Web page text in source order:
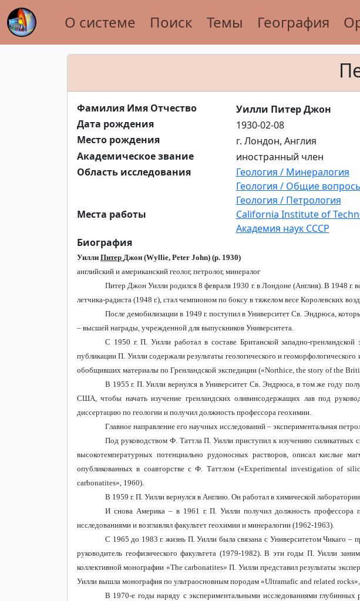
О системе Поиск Темы География
Фамилия Имя Отчество
Уилли Питер Джон
Дата рождения
1930-02-08
Место рождения
г. Лондон, Англия
Академическое звание
иностранный член
Область исследования
Геология / Минералогия
Геология / Общие
Геология / Петрология
Места работы
California Institute of
Академия наук СССР
Биография
Уилли Питер Джон (Wyllie, Peter John) (р. 1930)
английский и американский геолог, петролог, минералог
Питер Джон Уилли родился 8 февраля 1930 г. в Лондоне (Англия). В 1948 г.
летчика-радиста (1948 г.), стал чемпионом по боксу в тяжелом весе Королевских
После демобилизации в 1949 г. поступил в Университет Св. Эндрюса,
– высшей награды, учрежденной для выпускников Университета.
С 1950 г. П. Уилли работал в составе Британской западно-
публикации П. Уилли содержали результаты геологического и
обобщивших материалы по Гренландской экспедиции («Northice, the story of the
В 1955 г. П. Уилли вернулся в Университет Св. Эндрюса, в том же году
США, чтобы начать изучение гренландских оливинсодержащих лав под
диссертацию по геологии и получил должность профессора геохимии.
Главное направление его научных исследований – экспериментальная
Под руководством Ф. Таттла П. Уилли приступил к изучению силикатных
высокотемпературных потенциально рудоносных растворов, описал кислые
опубликованных в соавторстве с Ф. Таттлом(«Experimental investigation of
carbonatites», 1960).
В 1959 г. П. Уилли вернулся в Англию. Он работал в химической
И снова Америка – в 1961 г. П. Уилли получил должность профессора
исследованиями и возглавлял факультет геохимии и минералогии (1962-1963).
С 1965 до 1983 г. жизнь П. Уилли была связана с Университетом Чикаго –
руководитель геофизического факультета (1979-1982). В эти годы П. Уилли
коллективной монографии «The сarbonatites» П. Уилли представил результаты
Уилли вышла монография по ультраосновным породам «Ultramafic and related rocks
В 1970-е годы наряду с экспериментальными исследованиями